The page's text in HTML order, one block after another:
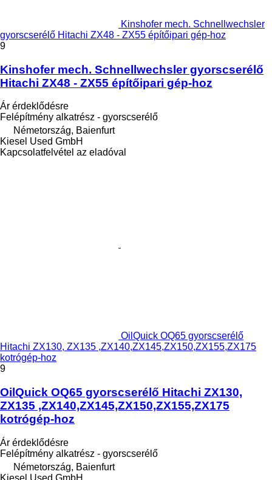
Kinshofer mech. Schnellwechsler
gyorscserélő Hitachi ZX48 - ZX55 építőipari gép-hoz
9
Kinshofer mech. Schnellwechsler gyorscserélő
Hitachi ZX48 - ZX55 építőipari gép-hoz
Ár érdeklődésre
Felépítmény alkatrész - gyorscserélő
Németország, Baienfurt
Kiesel Used GmbH
Kapcsolatfelvétel az eladóval
OilQuick OQ65 gyorscserélő
Hitachi ZX130, ZX135 ,ZX140,ZX145,ZX150,ZX155,ZX175
kotrógép-hoz
9
OilQuick OQ65 gyorscserélő Hitachi ZX130,
ZX135 ,ZX140,ZX145,ZX150,ZX155,ZX175
kotrógép-hoz
Ár érdeklődésre
Felépítmény alkatrész - gyorscserélő
Németország, Baienfurt
Kiesel Used GmbH